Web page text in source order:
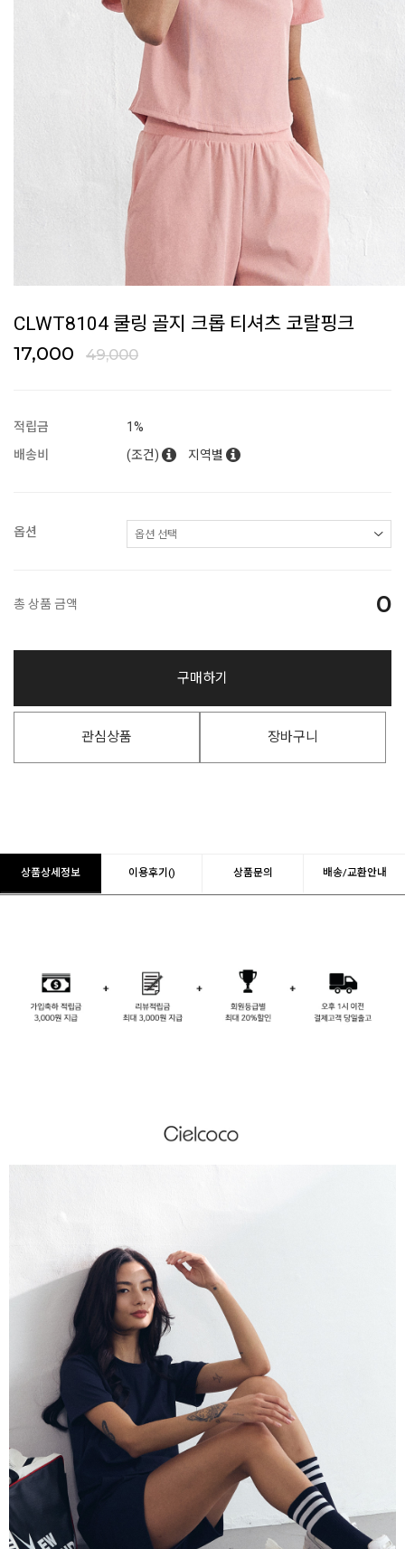
CLWT8104 쿨링 골지 크롭 티셔츠 코랄핑크
17,000 49,000
적립금
1%
배송비
(조건) 지역별
옵션
총 상품 금액 0
구매하기
관심상품 장바구니
상품상세정보 이용후기() 상품문의 배송/교환안내